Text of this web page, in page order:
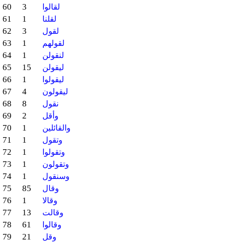
60 3 لقالوا
61 1 لقلنا
62 3 لقول
63 1 لقولهم
64 1 لنقولن
65 15 ليقولن
66 1 ليقولوا
67 4 ليقولون
68 8 نقول
69 2 وأقل
70 1 والقائلين
71 1 وتقول
72 1 وتقولوا
73 1 وتقولون
74 1 وسنقول
75 85 وقال
76 1 وقالا
77 13 وقالت
78 61 وقالوا
79 21 وقل